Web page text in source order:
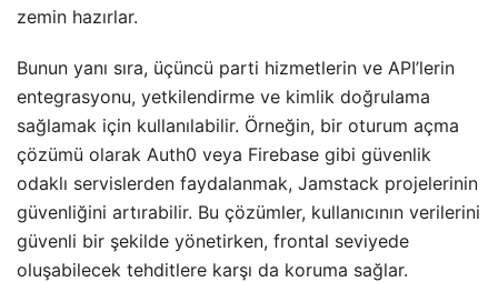
zemin hazırlar.
Bunun yanı sıra, üçüncü parti hizmetlerin ve API’lerin
entegrasyonu, yetkilendirme ve kimlik doğrulama
sağlamak için kullanılabilir. Örneğin, bir oturum açma
çözümü olarak Auth0 veya Firebase gibi güvenlik
odaklı servislerden faydalanmak, Jamstack projelerinin
güvenliğini artırabilir. Bu çözümler, kullanıcının verilerini
güvenli bir şekilde yönetirken, frontal seviyede
oluşabilecek tehditlere karşı da koruma sağlar.